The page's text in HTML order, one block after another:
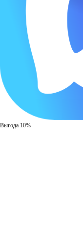
Выгода 10%